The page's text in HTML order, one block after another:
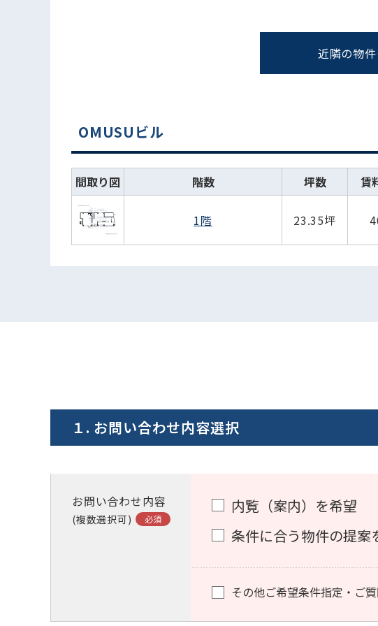
近隣の物
OMUSUビル
間取り図 階数 坪数 賃
1階 23.35坪
１. お問い合わせ内容選択
お問い合わせ内容
(複数選択可)
内覧（案内）を希望
条件に合う物件の提案
その他ご希望条件指定・ご